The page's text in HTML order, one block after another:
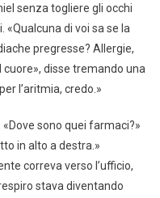
senza togliere gli occhi
«Qualcuna di voi sa se la
pregresse? Allergie,
disse tremando una
l’aritmia, credo.»
sono quei farmaci?»
in alto a destra.»
correva verso l’ufficio,
stava diventando